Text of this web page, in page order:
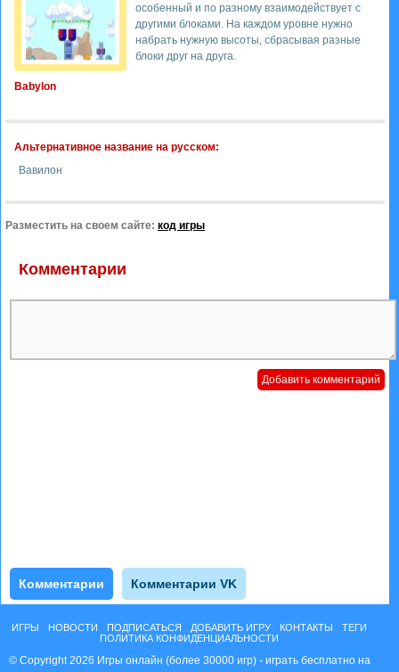
Babylon
особенный и по разному взаимодействует с
другими блоками. На каждом уровне нужно
набрать нужную высоты, сбрасывая разные
блоки друг на друга.
Альтернативное название на русском:
Вавилон
Разместить на своем сайте: код игры
Комментарии
Комментарии Комментарии VK
ИГРЫ НОВОСТИ ПОДПИСАТЬСЯ ДОБАВИТЬ ИГРУ КОНТАКТЫ
ТЕГИ
ПОЛИТИКА КОНФИДЕНЦИАЛЬНОСТИ
© Copyright 2026 Игры онлайн (более 30000 игр) - играть бесплатно на